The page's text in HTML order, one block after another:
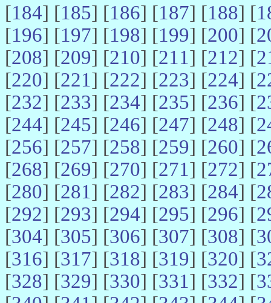
[184] [185] [186] [187] [188] [
[196] [197] [198] [199] [200] [
[208] [209] [210] [211] [212] [
[220] [221] [222] [223] [224] [
[232] [233] [234] [235] [236] [
[244] [245] [246] [247] [248] [
[256] [257] [258] [259] [260] [
[268] [269] [270] [271] [272] [
[280] [281] [282] [283] [284] [
[292] [293] [294] [295] [296] [
[304] [305] [306] [307] [308] [
[316] [317] [318] [319] [320] [
[328] [329] [330] [331] [332] [